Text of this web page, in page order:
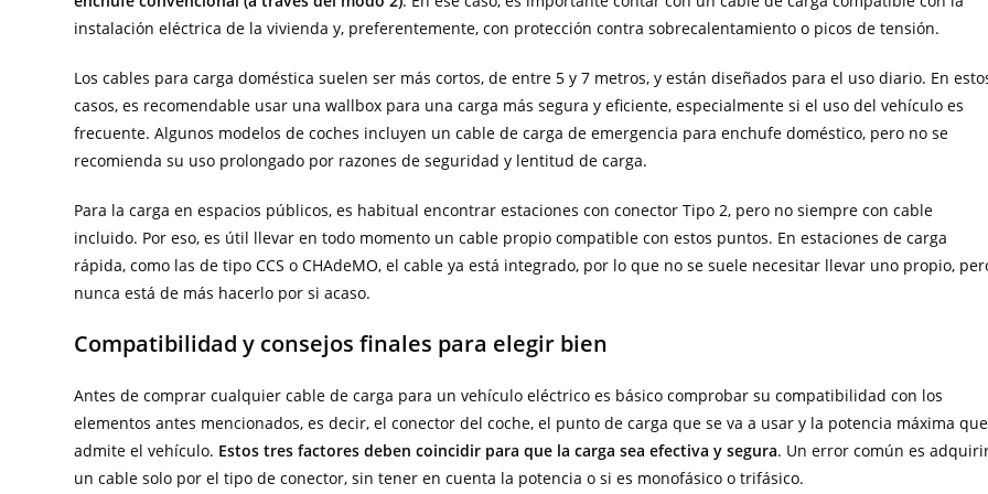
instalación eléctrica de la vivienda y, preferentemente, con protección contra sobrecalentamiento o picos de tensión.
Los cables para carga doméstica suelen ser más cortos, de entre 5 y 7 metros, y están diseñados para el uso diario. En
casos, es recomendable usar una wallbox para una carga más segura y eficiente, especialmente si el uso del vehículo es
frecuente. Algunos modelos de coches incluyen un cable de carga de emergencia para enchufe doméstico, pero no se
recomienda su uso prolongado por razones de seguridad y lentitud de carga.
Para la carga en espacios públicos, es habitual encontrar estaciones con conector Tipo 2, pero no siempre con cable
incluido. Por eso, es útil llevar en todo momento un cable propio compatible con estos puntos. En estaciones de carga
rápida, como las de tipo CCS o CHAdeMO, el cable ya está integrado, por lo que no se suele necesitar llevar uno propio,
nunca está de más hacerlo por si acaso.
Compatibilidad y consejos finales para elegir bien
Antes de comprar cualquier cable de carga para un vehículo eléctrico es básico comprobar su compatibilidad con los
elementos antes mencionados, es decir, el conector del coche, el punto de carga que se va a usar y la potencia máxima que
admite el vehículo. Estos tres factores deben coincidir para que la carga sea efectiva y segura. Un error común es
un cable solo por el tipo de conector, sin tener en cuenta la potencia o si es monofásico o trifásico.